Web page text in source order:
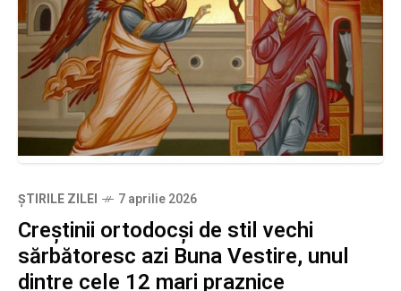
ȘTIRILE ZILEI 7 aprilie 2026
Creștinii ortodocși de stil vechi
sărbătoresc azi Buna Vestire, unul
dintre cele 12 mari praznice